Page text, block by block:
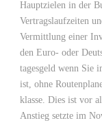
Hauptzielen in der
Vertragslaufzeiten
Vermittlung einer
den Euro- oder
tagesgeld wenn Sie
ist, ohne
klasse. Dies ist vor
Anstieg setzte im